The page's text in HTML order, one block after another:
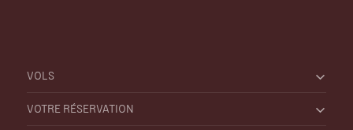
VOLS
VOTRE RÉSERVATION